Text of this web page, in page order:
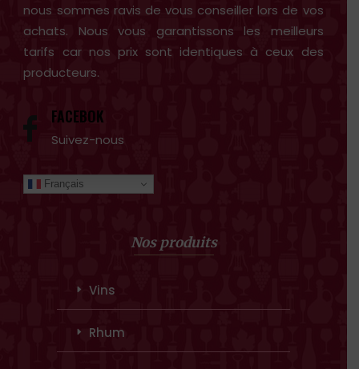
nous sommes ravis de vous conseiller lors de vos
achats. Nous vous garantissons les meilleurs
tarifs car nos prix sont identiques à ceux des
producteurs.
FACEBOK
Suivez-nous
Français
Nos produits
Vins
Rhum